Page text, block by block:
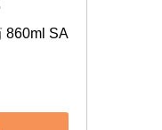
860ml SA